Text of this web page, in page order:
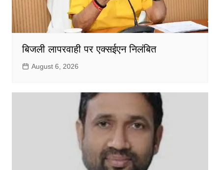
बिजली लापरवाही पर एक्सईएन निलंबित
August 6, 2026